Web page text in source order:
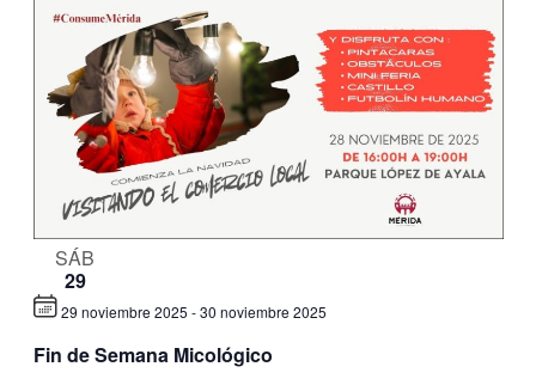
SÁB
29
Fin de Semana Micológico
29 noviembre 2025 -30 noviembre 2025